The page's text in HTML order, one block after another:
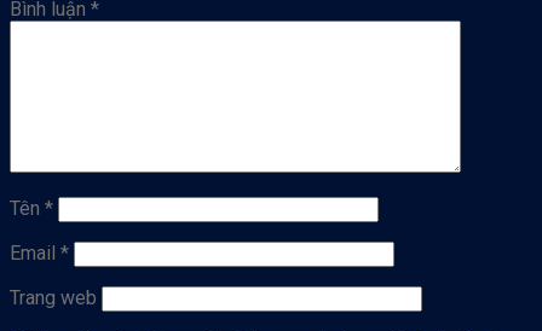
Bình luận *
Tên *
Email *
Trang web